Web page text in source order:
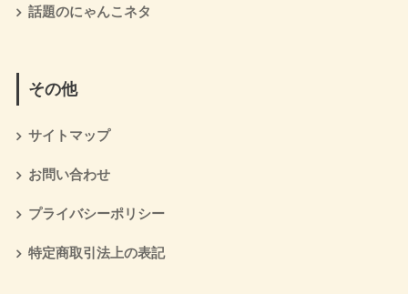
話題のにゃんこネタ
その他
サイトマップ
お問い合わせ
プライバシーポリシー
特定商取引法上の表記